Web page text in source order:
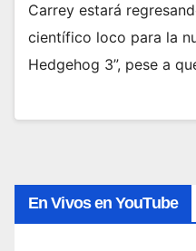
Carrey estará
científico loco para la
Hedgehog 3”, pese a
En Vivos en YouTube